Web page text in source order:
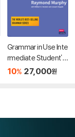
Grammar in Use Inte
rmediate Student's
Book with Answers
10% 27,000원